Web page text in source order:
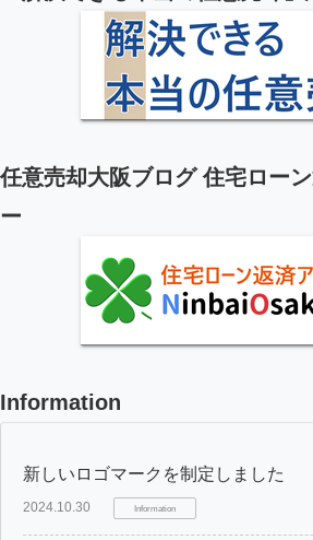
任意売却大阪ブログ 住宅ロー
ー
Information
新しいロゴマークを制定しました
2024.10.30 Information